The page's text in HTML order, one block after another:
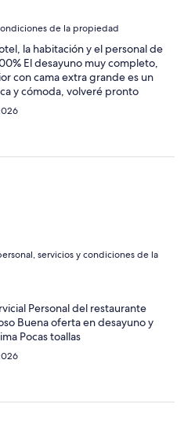
de la propiedad
la habitación y el personal de
El desayuno muy completo,
con cama extra grande es un
y cómoda, volveré pronto
servicios y condiciones de la
Personal del restaurante
Buena oferta en desayuno y
Pocas toallas